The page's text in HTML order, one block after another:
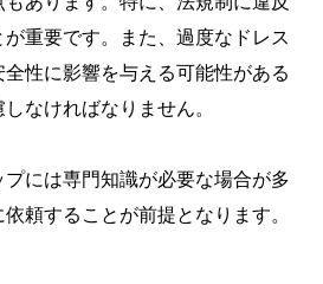
重要です。また、過度なドレス
性に影響を与える可能性がある
なければなりません。
には専門知識が必要な場合が多
頼することが前提となります。